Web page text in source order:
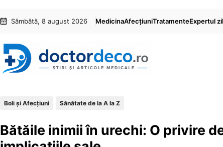
conținut
content
Sâmbătă, 8 august 2026 MedicinaAfecțiuniTratamenteExpertul
Boli și Afecțiuni Sănătate de la A la Z
Bătăile inimii în urechi: O privire